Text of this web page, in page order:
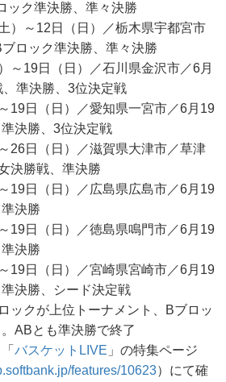
ック準決勝、準々決勝
）～12日（日）／栃木県宇都宮市
ロック準決勝、準々決勝
～19日（日）／石川県金沢市／6月
準決勝、3位決定戦
19日（日）／愛知県一宮市／6月19
決勝、3位決定戦
26日（日）／滋賀県大津市／草津
決勝戦、準決勝
19日（日）／広島県広島市／6月19
決勝
19日（日）／徳島県鳴門市／6月19
決勝
19日（日）／宮崎県宮崎市／6月19
決勝、シード決定戦
ックが上位トーナメント、Bブロッ
ABとも準決勝で終了
バスケットLIVE 」の特集ページ
features/10623）にて確